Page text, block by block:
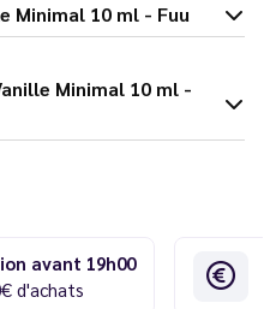
Minimal 10 ml - Fuu
avant 19h00
d'achats